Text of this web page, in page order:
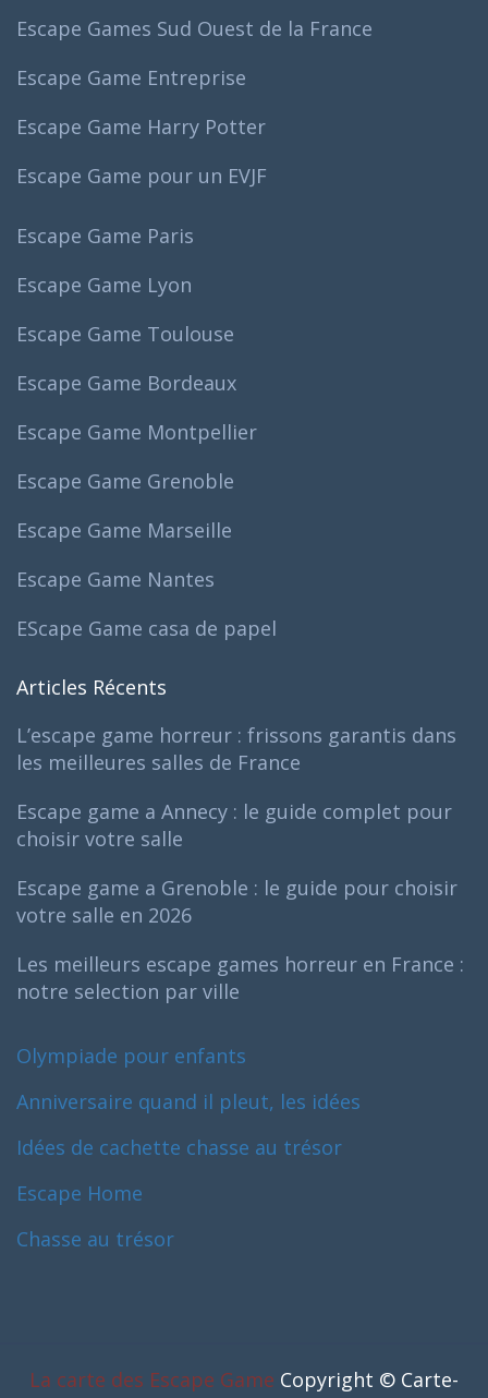
Escape Games Sud Ouest de la France
Escape Game Entreprise
Escape Game Harry Potter
Escape Game pour un EVJF
Escape Game Paris
Escape Game Lyon
Escape Game Toulouse
Escape Game Bordeaux
Escape Game Montpellier
Escape Game Grenoble
Escape Game Marseille
Escape Game Nantes
EScape Game casa de papel
Articles Récents
L’escape game horreur : frissons garantis dans
les meilleures salles de France
Escape game a Annecy : le guide complet pour
choisir votre salle
Escape game a Grenoble : le guide pour choisir
votre salle en 2026
Les meilleurs escape games horreur en France :
notre selection par ville
Olympiade pour enfants
Anniversaire quand il pleut, les idées
Idées de cachette chasse au trésor
Escape Home
Chasse au trésor
La carte des Escape Game Copyright © Carte-